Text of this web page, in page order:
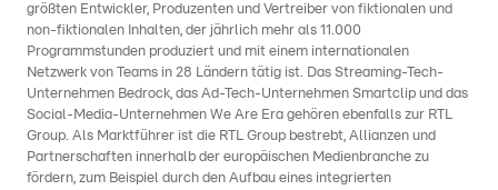
größten Entwickler, Produzenten und Vertreiber von fiktionalen und
non-fiktionalen Inhalten, der jährlich mehr als 11.000
Programmstunden produziert und mit einem internationalen
Netzwerk von Teams in 28 Ländern tätig ist. Das Streaming-Tech-
Unternehmen Bedrock, das Ad-Tech-Unternehmen Smartclip und das
Social-Media-Unternehmen We Are Era gehören ebenfalls zur RTL
Group. Als Marktführer ist die RTL Group bestrebt, Allianzen und
Partnerschaften innerhalb der europäischen Medienbranche zu
fördern, zum Beispiel durch den Aufbau eines integrierten